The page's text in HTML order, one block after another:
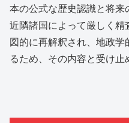
本の公式な歴史認識と将来
近隣諸国によって厳しく
図的に再解釈され、地政
るため、その内容と受け止